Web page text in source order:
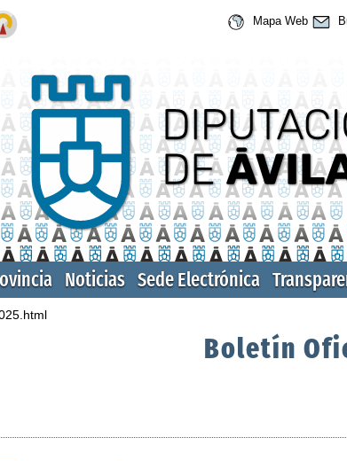
Mapa Web
Noticias Sede Electrónica
Boletín